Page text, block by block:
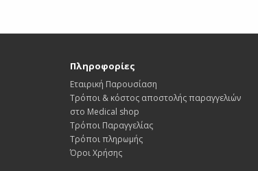
Πληροφορίες
Εταιρική Παρουσίαση
Τρόποι & κόστος αποστολής παραγγελιών
στο Medical shop
Τρόποι Παραγγελίας
Τρόποι πληρωμής
Όροι Χρήσης